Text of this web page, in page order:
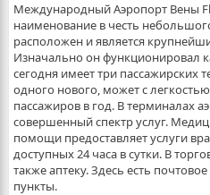
Международный Аэропорт Вены
наименование в честь
расположен и является
Изначально он функционировал
сегодня имеет три
одного нового, может с
пассажиров в год. В терминалах
совершенный спектр услуг.
помощи предоставляет услуги
доступных 24 часа в сутки. В
также аптеку. Здесь есть
пункты.